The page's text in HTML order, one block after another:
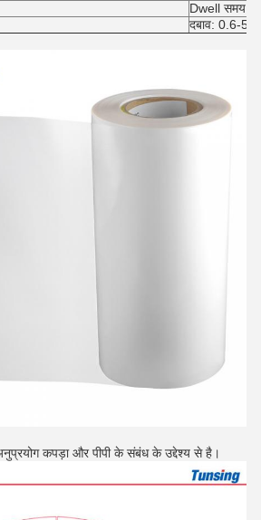
Dwell समय:
दबाव: 0.6-
कपड़ा और पीपी के संबंध के उद्देश्य से है।